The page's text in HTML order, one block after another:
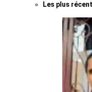
Les plus